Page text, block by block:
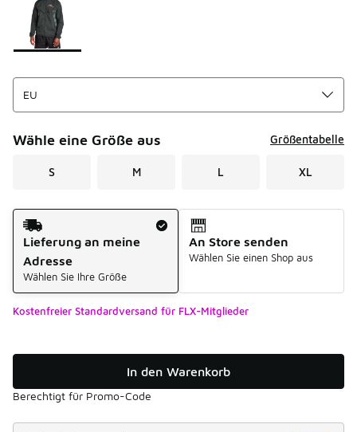
Wähle eine Größe aus Größentabelle
S M L XL
Versandart
Lieferung an meine
Adresse
Wählen Sie Ihre Größe
An Store senden
Wählen Sie einen Shop aus
Kostenfreier Standardversand für FLX-Mitglieder
In den Warenkorb
Berechtigt für Promo-Code